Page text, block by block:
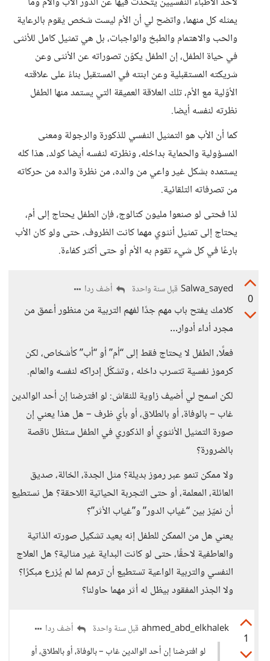
يمثله كل منهما، واتضح لي أن الأم ليست شخص يقوم بالرعاية
والحب والاهتمام والطبخ والواجبات، بل هي تمثيل كامل للأنثى
في حياة الطفل، إن الطفل يكوّن تصوراته عن الأنثى وعن
شريكته المستقبلية وعن ابنته في المستقبل بناءً على علاقته
الأوّلية مع الأم، تلك العلاقة العميقة التي يستمد منها الطفل
نظرته لنفسه أيضا.
كما أن الأب هو التمثيل النفسي للذكورة والرجولة ومعنى
المسؤولية والحماية بداخله، ونظرته لنفسه أيضا كولد، هذا كله
يستمده بشكل غير واعي من والده، من نظرة والده من حركاته
من تصرفاته التلقائية.
لذا فحتى لو صنعوا مليون كتالوج، فإن الطفل يحتاج إلى أم،
يحتاج إلى تمثيل أنثوي مهما كانت الظروف، حتى ولو كان الأب
بارعًا في كل شيء تقوم به الأم أو حتى أكثر كفاءة.
0
Salwa_sayed قبل سنة واحدة أضف ردا
كلامك يفتح باب مهم جدًا لفهم التربية من منظور أعمق من
مجرد أداء أدوار…
فعلًا، الطفل لا يحتاج فقط إلى “أم” أو “أب” كأشخاص، لكن
كرموز نفسية تتسرب داخله ، وتشكّل إدراكه لنفسه والعالم.
لكن اسمح لي أضيف زاوية للنقاش: لو افترضنا إن أحد الوالدين
غاب – بالوفاة، أو بالطلاق، أو بأي ظرف – هل هذا يعني إن
صورة التمثيل الأنثوي أو الذكوري في الطفل ستظل ناقصة
بالضرورة؟
ولا ممكن تنمو عبر رموز بديلة؟ مثل الجدة، الخالة، صديق
العائلة، المعلمة، أو حتى التجربة الحياتية اللاحقة؟ هل نستطيع
أن نميّز بين “غياب الدور” و”غياب الأثر”؟
يعني هل من الممكن للطفل إنه يعيد تشكيل صورته الذاتية
والعاطفية لاحقًا، حتى لو كانت البداية غير مثالية؟ هل العلاج
النفسي والتربية الواعية تستطيع أن ترمم لما لم يُزرع مبكرًا؟
ولا الجذر المفقود بيظل له أثر مهما حاولنا؟
1
ahmed_abd_elkhalek قبل سنة واحدة
أضف ردا
لو افترضنا إن أحد الوالدين غاب – بالوفاة، أو بالطلاق، أو